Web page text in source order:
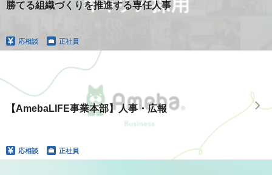
勝てる組織づくりを推進する専任人事
応相談 正社員
【AmebaLIFE事業本部】人事・広報
応相談 正社員